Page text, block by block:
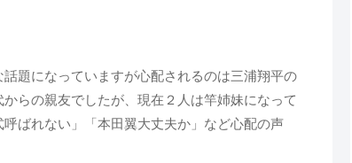
題になっていますが心配されるのは三浦翔平の
らの親友でしたが、現在２人は竿姉妹になって
ばれない」「本田翼大丈夫か」など心配の声